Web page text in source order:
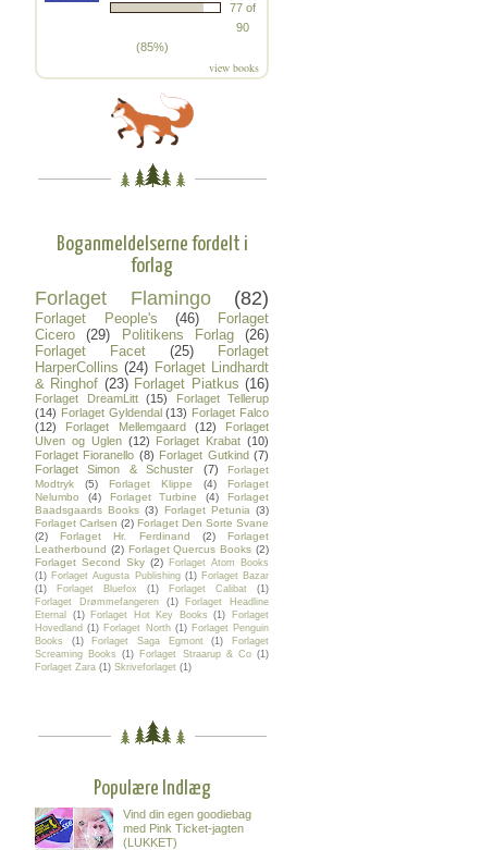
77 of
90
(85%)
view books
Boganmeldelserne fordelt i
forlag
Forlaget Flamingo (82)
Forlaget People's (46)
Forlaget
Cicero
(29) Politikens Forlag
(26)
Forlaget Facet
(25)
Forlaget
HarperCollins (24) Forlaget Lindhardt
& Ringhof (23) Forlaget Piatkus (16)
Forlaget DreamLitt (15)
Forlaget Tellerup
(14) Forlaget Gyldendal (13) Forlaget Falco
(12)
Forlaget Mellemgaard (12)
Forlaget
Ulven og Uglen (12) Forlaget Krabat (10)
Forlaget Fioranello (8) Forlaget Gutkind (7)
Forlaget Simon & Schuster
(7)
Forlaget
Modtryk
(5) Forlaget Klippe (4)
Forlaget
Nelumbo
(4) Forlaget Turbine (4)
Forlaget
Baadsgaards Books (3) Forlaget Petunia (3)
Forlaget Carlsen (2) Forlaget Den Sorte Svane
(2)
Forlaget Hr. Ferdinand (2)
Forlaget
Leatherbound (2) Forlaget Quercus Books (2)
Forlaget Second Sky (2) Forlaget Atom Books
(1) Forlaget Augusta Publishing (1) Forlaget Bazar
(1)
Forlaget Bluefox (1) Forlaget Calibat
(1)
Forlaget Drømmefangeren
(1)
Forlaget Headline
Eternal
(1) Forlaget Hot Key Books (1)
Forlaget
Hovedland (1) Forlaget North (1) Forlaget Penguin
Books
(1) Forlaget Saga Egmont (1)
Forlaget
Screaming Books
(1) Forlaget Straarup & Co (1)
Forlaget Zara (1) Skriveforlaget (1)
Populære Indlæg
Vind din egen goodiebag
med Pink Ticket-jagten
(LUKKET)